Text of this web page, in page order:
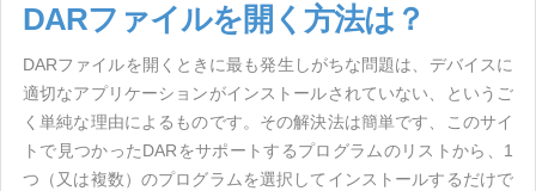
DARファイルを開く方法は？
DARファイルを開くときに最も発生しがちな問題は、デバイスに
適切なアプリケーションがインストールされていない、というご
く単純な理由によるものです。その解決法は簡単です、このサイ
トで見つかったDARをサポートするプログラムのリストから、1
つ（又は複数）のプログラムを選択してインストールするだけで